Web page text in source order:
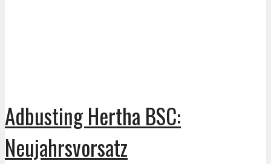
Adbusting Hertha BSC:
Neujahrsvorsatz